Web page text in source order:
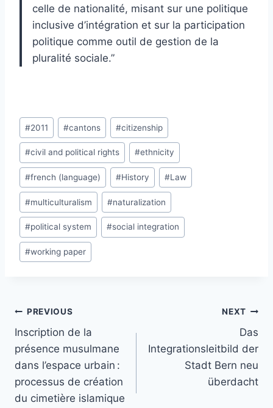
celle de nationalité, misant sur une politique
inclusive d’intégration et sur la participation
politique comme outil de gestion de la
pluralité sociale.”
Post
Tags:
#2011 #cantons #citizenship
#civil and political rights #ethnicity
#french (language) #History #Law
#multiculturalism #naturalization
#political system #social integration
#working paper
Post
navigation
PREVIOUS
Inscription de la
présence musulmane
dans l’espace urbain :
processus de création
du cimetière islamique
NEXT
Das
Integrationsleitbild der
Stadt Bern neu
überdacht